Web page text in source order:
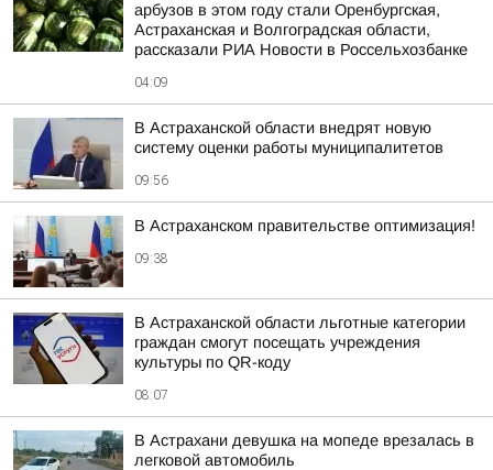
арбузов в этом году стали Оренбургская,
Астраханская и Волгоградская области,
рассказали РИА Новости в Россельхозбанке
04:09
В Астраханской области внедрят новую
систему оценки работы муниципалитетов
09:56
В Астраханском правительстве оптимизация!
09:38
В Астраханской области льготные категории
граждан смогут посещать учреждения
культуры по QR-коду
08:07
В Астрахани девушка на мопеде врезалась в
легковой автомобиль